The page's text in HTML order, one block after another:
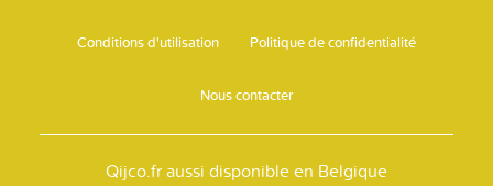
Conditions d'utilisation Politique de confidentialité
Nous contacter
Qijco.fr aussi disponible en Belgique